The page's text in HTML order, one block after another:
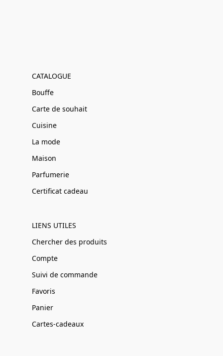
CATALOGUE
Bouffe
Carte de souhait
Cuisine
La mode
Maison
Parfumerie
Certificat cadeau
LIENS UTILES
Chercher des produits
Compte
Suivi de commande
Favoris
Panier
Cartes-cadeaux